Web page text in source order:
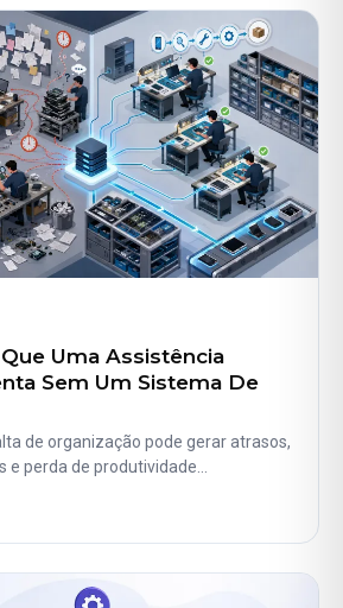
Uma Assistência
Sem Um Sistema De
de organização pode gerar atrasos,
e perda de produtividade…